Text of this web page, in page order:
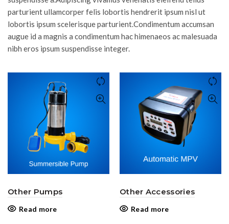
parturient ullamcorper felis lobortis hendrerit ipsum nisl ut
lobortis ipsum scelerisque parturient.Condimentum accumsan
augue id a magnis a condimentum hac himenaeos ac malesuada
nibh eros ipsum suspendisse integer.
Other Pumps
Read more
Other Accessories
Read more